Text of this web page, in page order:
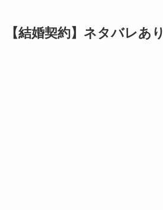
【結婚契約】ネタバレあり